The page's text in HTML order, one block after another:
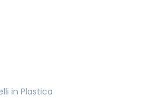
in Plastica